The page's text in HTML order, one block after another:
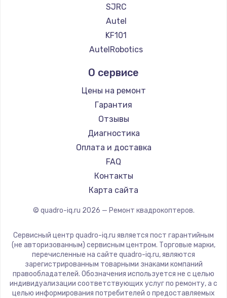
SJRC
Autel
KF101
AutelRobotics
О сервисе
Цены на ремонт
Гарантия
Отзывы
Диагностика
Оплата и доставка
FAQ
Контакты
Карта сайта
© quadro-iq.ru 2026 — Ремонт квадрокоптеров.
Сервисный центр quadro-iq.ru является пост гарантийным
(не авторизованным) сервисным центром. Торговые марки,
перечисленные на сайте quadro-iq.ru, являются
зарегистрированным товарными знаками компаний
правообладателей. Обозначения используется не с целью
индивидуализации соответствующих услуг по ремонту, а с
целью информирования потребителей о предоставляемых